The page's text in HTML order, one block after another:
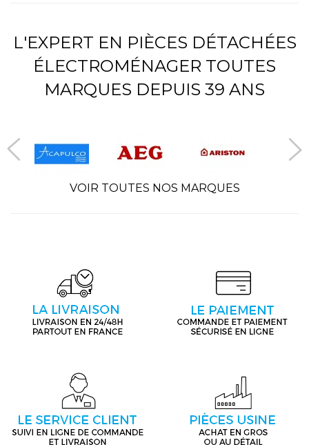
L'EXPERT EN PIÈCES DÉTACHÉES
ÉLECTROMÉNAGER TOUTES
MARQUES DEPUIS 39 ANS
VOIR TOUTES NOS MARQUES